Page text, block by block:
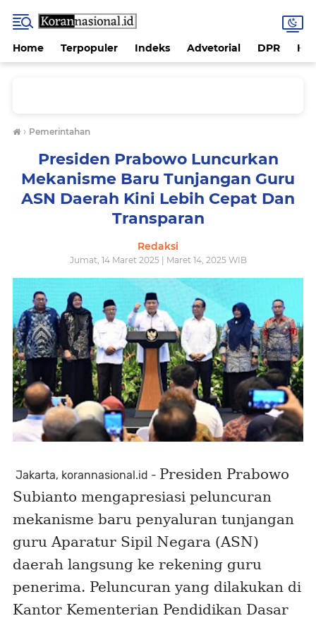
Home Terpopuler Indeks Advetorial DPR
› Pemerintahan
Presiden Prabowo Luncurkan
Mekanisme Baru Tunjangan Guru
ASN Daerah Kini Lebih Cepat Dan
Transparan
Redaksi
Jumat, 14 Maret 2025 | Maret 14, 2025 WIB
Jakarta, korannasional.id - Presiden Prabowo
Subianto mengapresiasi peluncuran
mekanisme baru penyaluran tunjangan
guru Aparatur Sipil Negara (ASN)
daerah langsung ke rekening guru
penerima. Peluncuran yang dilakukan di
Kantor Kementerian Pendidikan Dasar